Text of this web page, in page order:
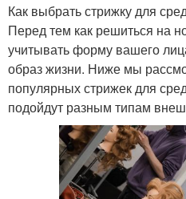
Как выбрать стрижку для
Перед тем как решиться на
учитывать форму вашего
образ жизни. Ниже мы
популярных стрижек для
подойдут разным типам